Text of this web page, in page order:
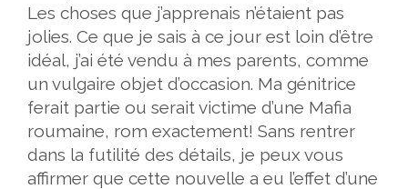
Les choses que j’apprenais n’étaient pas
jolies. Ce que je sais à ce jour est loin d’être
idéal, j’ai été vendu à mes parents, comme
un vulgaire objet d’occasion. Ma génitrice
ferait partie ou serait victime d’une Mafia
roumaine, rom exactement! Sans rentrer
dans la futilité des détails, je peux vous
affirmer que cette nouvelle a eu l’effet d’une